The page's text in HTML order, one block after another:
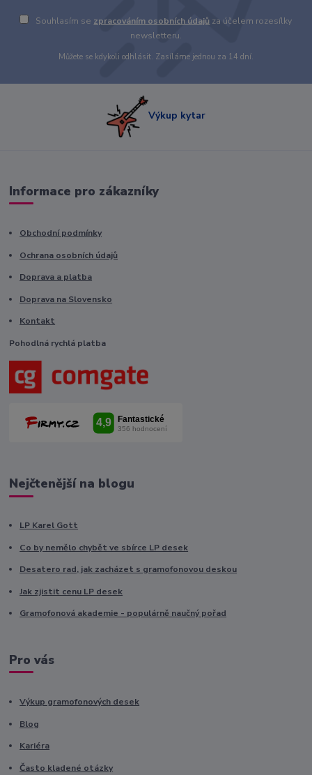
Souhlasím se zpracováním osobních údajů za účelem rozesílky
newsletteru.
Můžete se kdykoli odhlásit. Zasíláme jednou za 14 dní.
Výkup kytar
Informace pro zákazníky
Obchodní podmínky
Ochrana osobních údajů
Doprava a platba
Doprava na Slovensko
Kontakt
Pohodlná rychlá platba
Nejčtenější na blogu
LP Karel Gott
Co by nemělo chybět ve sbírce LP desek
Desatero rad, jak zacházet s gramofonovou deskou
Jak zjistit cenu LP desek
Gramofonová akademie - populárně naučný pořad
Pro vás
Výkup gramofonových desek
Blog
Kariéra
Často kladené otázky